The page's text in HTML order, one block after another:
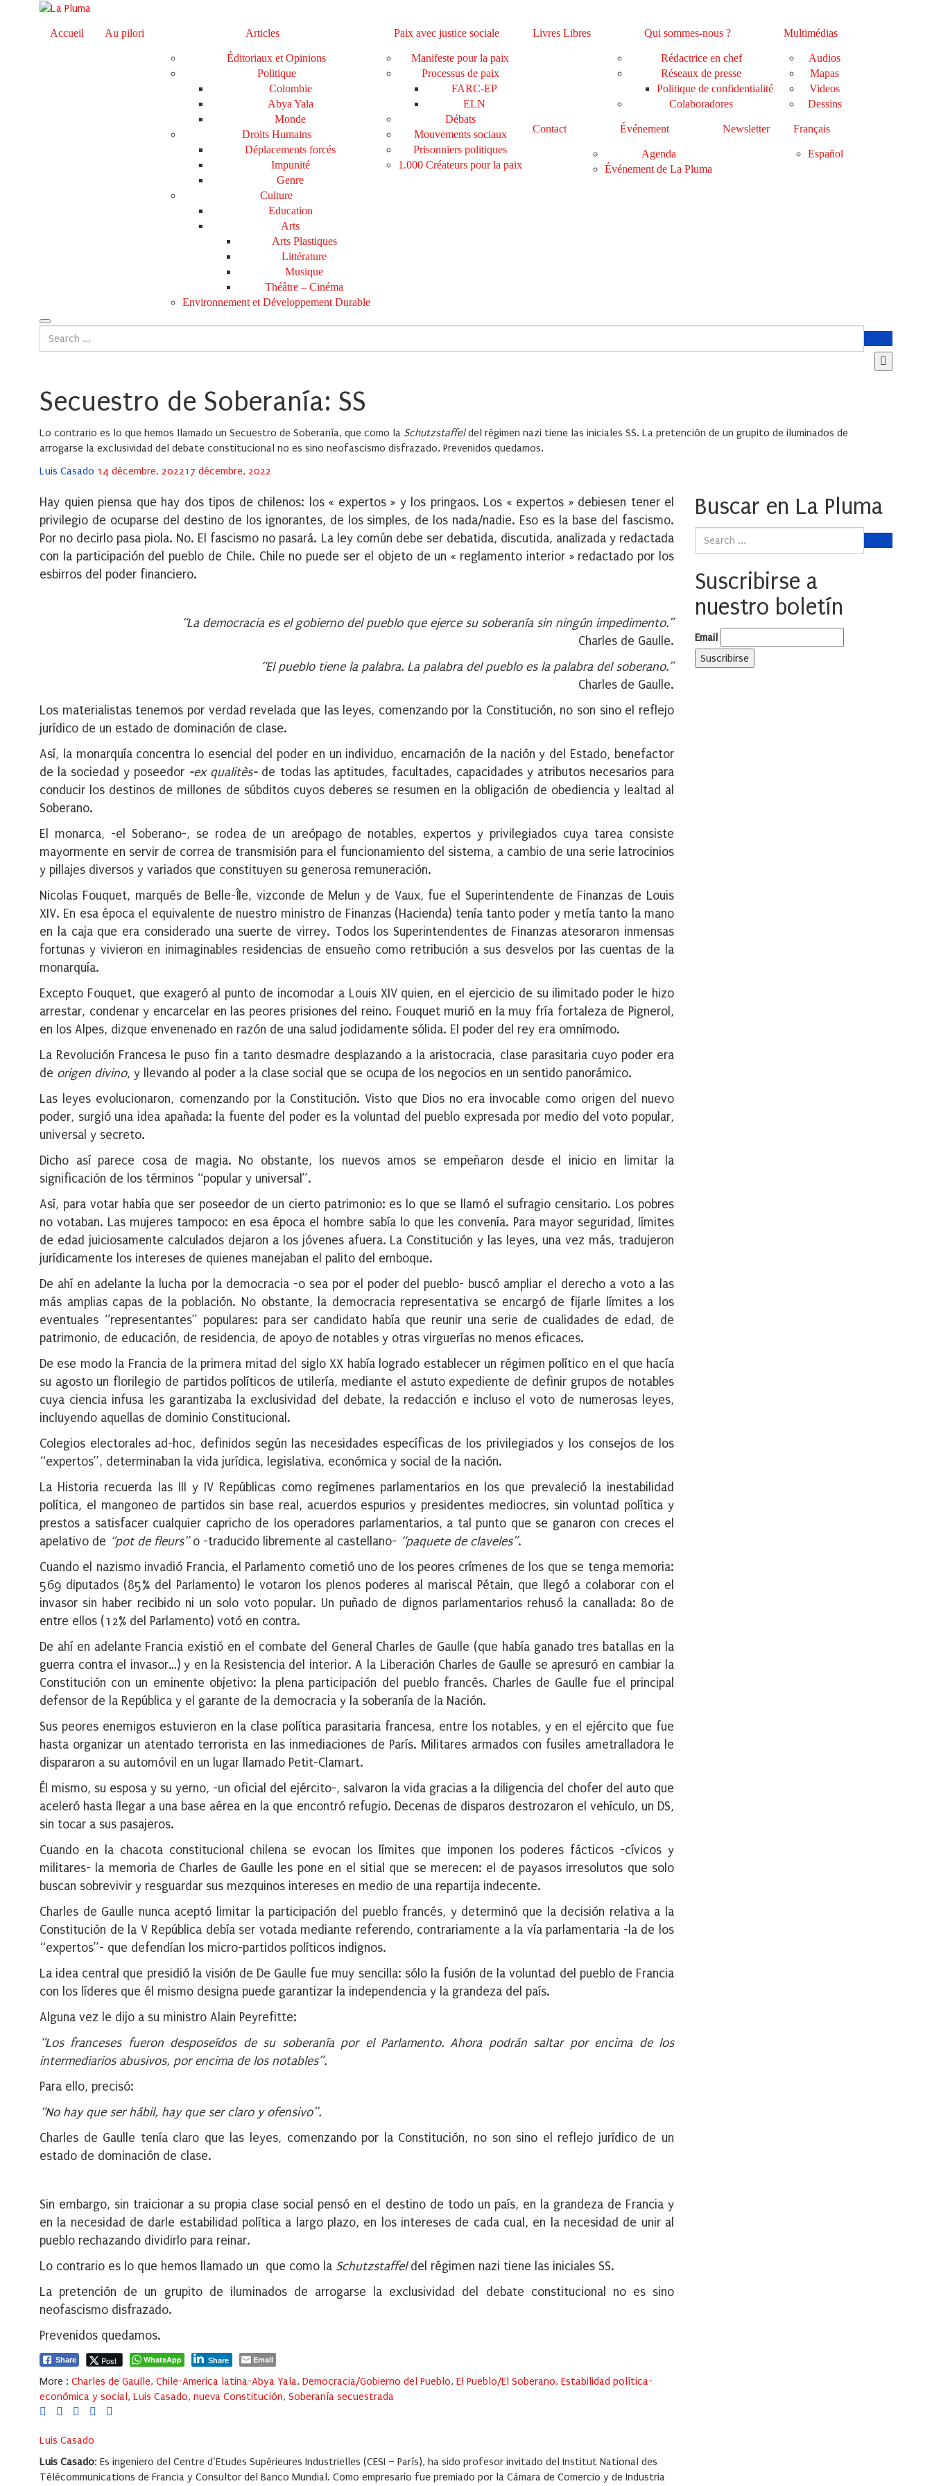
Accueil Au pilori Articles
Éditoriaux et Opinions
Politique
Colombie
Abya Yala
Monde
Droits Humains
Déplacements forcés
Impunité
Genre
Culture
Education
Arts
Arts Plastiques
Littérature
Musique
Théâtre – Cinéma
Environnement et Développement Durable
Paix avec justice sociale
Manifeste pour la paix
Processus de paix
FARC-EP
ELN
Débats
Mouvements sociaux
Prisonniers politiques
1.000 Créateurs pour la paix
Livres Libres Qui sommes-nous ?
Rédactrice en chef
Réseaux de presse
Politique de confidentialité
Colaboradores
Multimédias
Audios
Mapas
Videos
Dessins
Contact Événement
Agenda
Événement de La Pluma
Newsletter Français
Español
Secuestro de Soberanía: SS
Lo contrario es lo que hemos llamado un Secuestro de Soberanía, que como la Schutzstaffeldel régimen nazi tiene las iniciales SS. La pretención de un grupito de iluminados de
arrogarse la exclusividad del debate constitucional no es sino neofascismo disfrazado. Prevenidos quedamos.
Luis Casado Posted
14 décembre, 202217 décembre, 2022
Hay quien piensa que hay dos tipos de chilenos: los « expertos » y los pringaos. Los « expertos » debiesen tener el
privilegio de ocuparse del destino de los ignorantes, de los simples, de los nada/nadie. Eso es la base del fascismo.
Por no decirlo pasa piola. No. El fascismo no pasará. La ley común debe ser debatida, discutida, analizada y redactada
con la participación del pueblo de Chile. Chile no puede ser el objeto de un « reglamento interior » redactado por los
esbirros del poder financiero.
“La democracia es el gobierno del pueblo que ejerce su soberanía sin ningún impedimento.”
Charles de Gaulle.
“El pueblo tiene la palabra. La palabra del pueblo es la palabra del soberano.”
Charles de Gaulle.
Los materialistas tenemos por verdad revelada que las leyes, comenzando por la Constitución, no son sino el reflejo
jurídico de un estado de dominación de clase.
Así, la monarquía concentra lo esencial del poder en un individuo, encarnación de la nación y del Estado, benefactor
de la sociedad y poseedor -ex qualitès-de todas las aptitudes, facultades, capacidades y atributos necesarios para
conducir los destinos de millones de súbditos cuyos deberes se resumen en la obligación de obediencia y lealtad al
Soberano.
El monarca, -el Soberano-, se rodea de un areópago de notables, expertos y privilegiados cuya tarea consiste
mayormente en servir de correa de transmisión para el funcionamiento del sistema, a cambio de una serie latrocinios
y pillajes diversos y variados que constituyen su generosa remuneración.
Nicolas Fouquet, marqués de Belle-Île, vizconde de Melun y de Vaux, fue el Superintendente de Finanzas de Louis
XIV. En esa época el equivalente de nuestro ministro de Finanzas (Hacienda) tenía tanto poder y metía tanto la mano
en la caja que era considerado una suerte de virrey. Todos los Superintendentes de Finanzas atesoraron inmensas
fortunas y vivieron en inimaginables residencias de ensueño como retribución a sus desvelos por las cuentas de la
monarquía.
Excepto Fouquet, que exageró al punto de incomodar a Louis XIV quien, en el ejercicio de su ilimitado poder le hizo
arrestar, condenar y encarcelar en las peores prisiones del reino. Fouquet murió en la muy fría fortaleza de Pignerol,
en los Alpes, dizque envenenado en razón de una salud jodidamente sólida. El poder del rey era omnímodo.
La Revolución Francesa le puso fin a tanto desmadre desplazando a la aristocracia, clase parasitaria cuyo poder era
de origen divino, y llevando al poder a la clase social que se ocupa de los negocios en un sentido panorámico.
Las leyes evolucionaron, comenzando por la Constitución. Visto que Dios no era invocable como origen del nuevo
poder, surgió una idea apañada: la fuente del poder es la voluntad del pueblo expresada por medio del voto popular,
universal y secreto.
Dicho así parece cosa de magia. No obstante, los nuevos amos se empeñaron desde el inicio en limitar la
significación de los términos “popular y universal”.
Así, para votar había que ser poseedor de un cierto patrimonio: es lo que se llamó el sufragio censitario. Los pobres
no votaban. Las mujeres tampoco: en esa época el hombre sabía lo que les convenía. Para mayor seguridad, límites
de edad juiciosamente calculados dejaron a los jóvenes afuera. La Constitución y las leyes, una vez más, tradujeron
jurídicamente los intereses de quienes manejaban el palito del emboque.
De ahí en adelante la lucha por la democracia -o sea por el poder del pueblo- buscó ampliar el derecho a voto a las
más amplias capas de la población. No obstante, la democracia representativa se encargó de fijarle límites a los
eventuales “representantes” populares: para ser candidato había que reunir una serie de cualidades de edad, de
patrimonio, de educación, de residencia, de apoyo de notables y otras virguerías no menos eficaces.
De ese modo la Francia de la primera mitad del siglo XX había logrado establecer un régimen político en el que hacía
su agosto un florilegio de partidos políticos de utilería, mediante el astuto expediente de definir grupos de notables
cuya ciencia infusa les garantizaba la exclusividad del debate, la redacción e incluso el voto de numerosas leyes,
incluyendo aquellas de dominio Constitucional.
Colegios electorales ad-hoc, definidos según las necesidades específicas de los privilegiados y los consejos de los
“expertos”, determinaban la vida jurídica, legislativa, económica y social de la nación.
La Historia recuerda las III y IV Repúblicas como regímenes parlamentarios en los que prevaleció la inestabilidad
política, el mangoneo de partidos sin base real, acuerdos espurios y presidentes mediocres, sin voluntad política y
prestos a satisfacer cualquier capricho de los operadores parlamentarios, a tal punto que se ganaron con creces el
apelativo de “pot de fleurs”o -traducido libremente al castellano- “paquete de claveles”.
Cuando el nazismo invadió Francia, el Parlamento cometió uno de los peores crímenes de los que se tenga memoria:
569 diputados (85% del Parlamento) le votaron los plenos poderes al mariscal Pétain, que llegó a colaborar con el
invasor sin haber recibido ni un solo voto popular. Un puñado de dignos parlamentarios rehusó la canallada: 80 de
entre ellos (12% del Parlamento) votó en contra.
De ahí en adelante Francia existió en el combate del General Charles de Gaulle (que había ganado tres batallas en la
guerra contra el invasor…) y en la Resistencia del interior. A la Liberación Charles de Gaulle se apresuró en cambiar la
Constitución con un eminente objetivo: la plena participación del pueblo francés. Charles de Gaulle fue el principal
defensor de la República y el garante de la democracia y la soberanía de la Nación.
Sus peores enemigos estuvieron en la clase política parasitaria francesa, entre los notables, y en el ejército que fue
hasta organizar un atentado terrorista en las inmediaciones de París. Militares armados con fusiles ametralladora le
dispararon a su automóvil en un lugar llamado Petit-Clamart.
Él mismo, su esposa y su yerno, -un oficial del ejército-, salvaron la vida gracias a la diligencia del chofer del auto que
aceleró hasta llegar a una base aérea en la que encontró refugio. Decenas de disparos destrozaron el vehículo, un DS,
sin tocar a sus pasajeros.
Cuando en la chacota constitucional chilena se evocan los límites que imponen los poderes fácticos -cívicos y
militares- la memoria de Charles de Gaulle les pone en el sitial que se merecen: el de payasos irresolutos que solo
buscan sobrevivir y resguardar sus mezquinos intereses en medio de una repartija indecente.
Charles de Gaulle nunca aceptó limitar la participación del pueblo francés, y determinó que la decisión relativa a la
Constitución de la V República debía ser votada mediante referendo, contrariamente a la vía parlamentaria -la de los
“expertos”- que defendían los micro-partidos políticos indignos.
La idea central que presidió la visión de De Gaulle fue muy sencilla: sólo la fusión de la voluntad del pueblo de Francia
con los líderes que él mismo designa puede garantizar la independencia y la grandeza del país.
Alguna vez le dijo a su ministro Alain Peyrefitte:
“Los franceses fueron desposeídos de su soberanía por el Parlamento. Ahora podrán saltar por encima de los
intermediarios abusivos, por encima de los notables”.
Para ello, precisó:
“No hay que ser hábil, hay que ser claro y ofensivo”.
Charles de Gaulle tenía claro que las leyes, comenzando por la Constitución, no son sino el reflejo jurídico de un
estado de dominación de clase.
Sin embargo, sin traicionar a su propia clase social pensó en el destino de todo un país, en la grandeza de Francia y
en la necesidad de darle estabilidad política a largo plazo, en los intereses de cada cual, en la necesidad de unir al
pueblo rechazando dividirlo para reinar.
Lo contrario es lo que hemos llamado un que como la Schutzstaffeldel régimen nazi tiene las iniciales SS.
La pretención de un grupito de iluminados de arrogarse la exclusividad del debate constitucional no es sino
neofascismo disfrazado.
Prevenidos quedamos.
Share Post WhatsApp Share Email
More : Charles de Gaulle, Chile-America latina-Abya Yala, Democracia/Gobierno del Pueblo, El Pueblo/El Soberano, Estabilidad política-
económica y social, Luis Casado, nueva Constitución, Soberanía secuestrada
Luis Casado
Luis Casado: Es ingeniero del Centre d’Etudes Supérieures Industrielles (CESI – París), ha sido profesor invitado del Institut National des
Télécommunications de Francia y Consultor del Banco Mundial. Como empresario fue premiado por la Cámara de Comercio y de Industria
Buscar en La Pluma
Suscribirse a
nuestro boletín
Email